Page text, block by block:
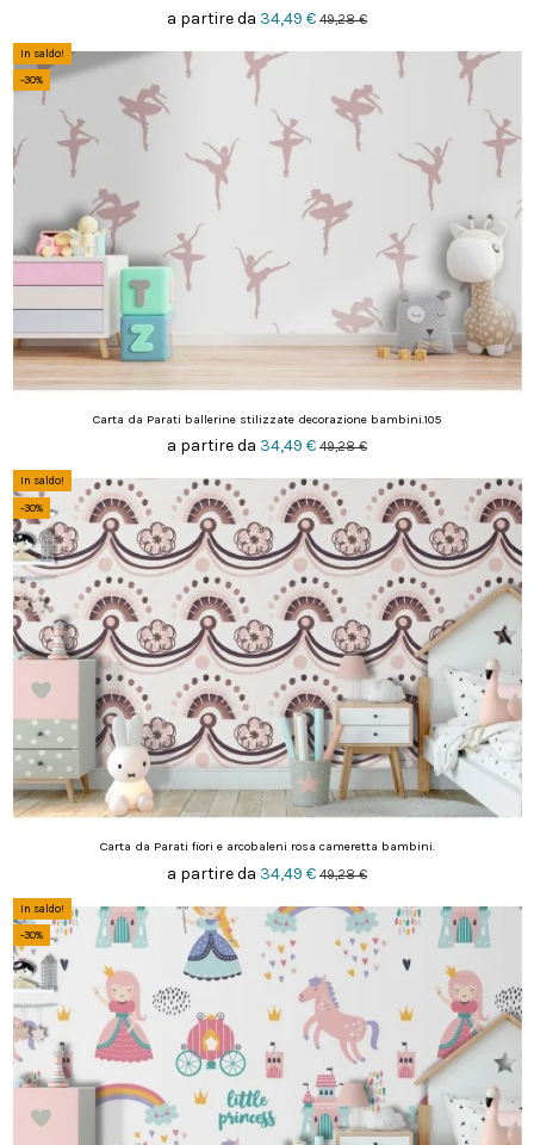
a partire da 34,49 € 49,28 €
In saldo!
-30%
Carta da Parati ballerine stilizzate decorazione bambini.105
a partire da 34,49 € 49,28 €
In saldo!
-30%
Carta da Parati fiori e arcobaleni rosa cameretta bambini.
a partire da 34,49 € 49,28 €
In saldo!
-30%